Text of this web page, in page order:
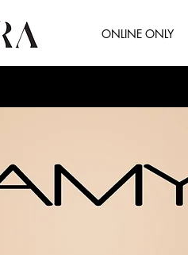
ONLINE ONLY